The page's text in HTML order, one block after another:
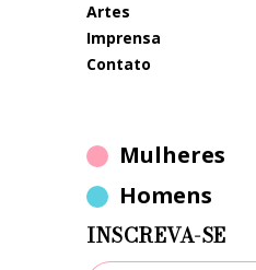
artes
imprensa
contato
Mulheres
Homens
INSCREVA-SE